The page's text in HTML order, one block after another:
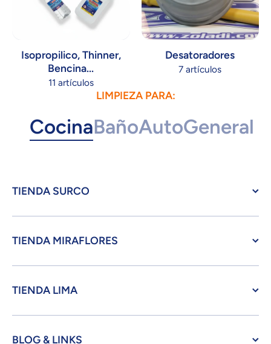
Isopropilico, Thinner,
Bencina...
11 artículos
Desatoradores
7 artículos
LIMPIEZA PARA:
CocinaBañoAutoGeneral
TIENDA SURCO
TIENDA MIRAFLORES
TIENDA LIMA
BLOG & LINKS